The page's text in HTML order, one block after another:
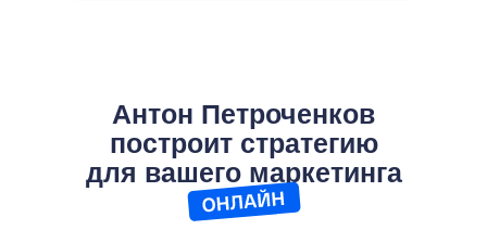
Антон Петроченков
построит стратегию
для вашего маркетинга